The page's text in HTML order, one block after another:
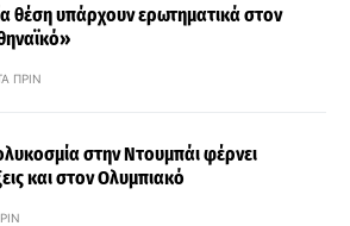
θέση υπάρχουν ερωτηματικά στον
ΠΡΙΝ
στην Ντουμπάι φέρνει
και στον Ολυμπιακό